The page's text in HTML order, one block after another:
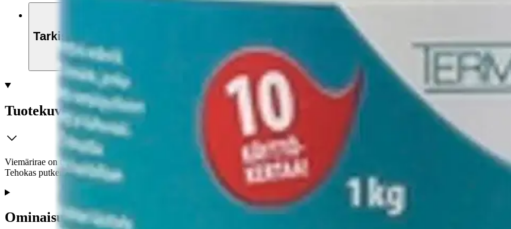
Tarkista myymäläsaatavuus
Tuotekuvaus
Viemärirae on tarkoitettu viemäriputkien aukaisuun ja hajunpoistoon. Sen käyttäminen myös ennaltaehkäisee syntyviä tukoksia.
Tehokas putkenavausaine, josta riittää jopa 10 käyttökertaan. Tuote soveltuu erinomaisesti myös saippuantekoon.
Ominaisuudet